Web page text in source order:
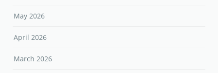
May 2026
April 2026
March 2026